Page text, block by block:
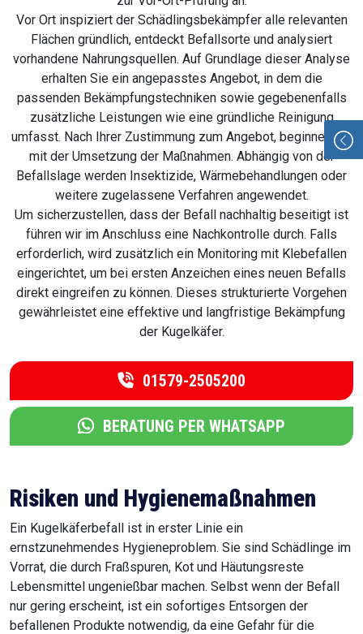
Vor Ort inspiziert der Schädlingsbekämpfer alle relevanten
Flächen gründlich, entdeckt Befallsorte und analysiert
vorhandene Nahrungsquellen. Auf Grundlage dieser Analyse
erhalten Sie ein angepasstes Angebot, in dem die
passenden Bekämpfungstechniken sowie gegebenenfalls
zusätzliche Leistungen wie eine gründliche Reinigung
umfasst. Nach Ihrer Zustimmung zum Angebot, beginnen wir
mit der Umsetzung der Maßnahmen. Abhängig von der
Befallslage werden Insektizide, Wärmebehandlungen oder
weitere zugelassene Verfahren angewendet.
Um sicherzustellen, dass der Befall nachhaltig beseitigt ist
führen wir im Anschluss eine Nachkontrolle durch. Falls
erforderlich, wird zusätzlich ein Monitoring mit Klebefallen
eingerichtet, um bei ersten Anzeichen eines neuen Befalls
direkt eingreifen zu können. Dieses strukturierte Vorgehen
gewährleistet eine effektive und langfristige Bekämpfung
der Kugelkäfer.
01579-2505200
BERATUNG PER WHATSAPP
Risiken und Hygienemaßnahmen
Ein Kugelkäferbefall ist in erster Linie ein
ernstzunehmendes Hygieneproblem. Sie sind Schädlinge im
Vorrat, die durch Fraßspuren, Kot und Häutungsreste
Lebensmittel ungenießbar machen. Selbst wenn der Befall
nur gering erscheint, ist ein sofortiges Entsorgen der
befallenen Produkte notwendig, da eine Gefahr für die